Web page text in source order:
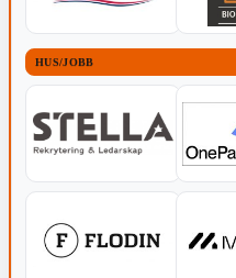
HUS/JOBB